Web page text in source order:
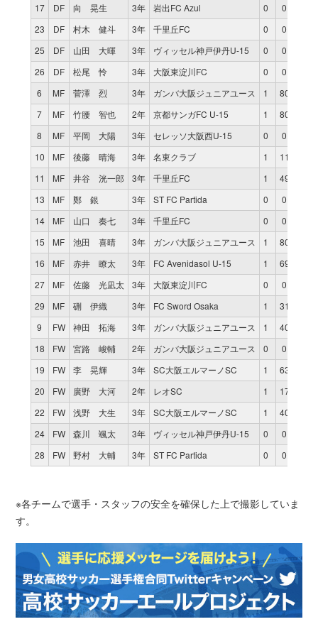
17
DF 向 晃生 3年 岩出FC Azul 0 0
23
DF 村木 健斗 3年 千里丘FC 0 0
25
DF 山田 大暉 3年 ヴィッセル神戸伊丹U-15 0 0
26
DF 松尾 怜 3年 大阪東淀川FC 0 0
6
MF 菅澤 烈 3年 ガンバ大阪ジュニアユース 1 80
7
MF 竹腰 智也 2年 京都サンガFC U-15 1 80
8
MF 平岡 大陽 3年 セレッソ大阪西U-15 0 0
10
MF 後藤 晴海 3年 名東クラブ 1 11
11
MF 井谷 洸一郎 3年 千里丘FC 1 49
13
MF 鄭 銀 3年 ST FC Partida 0 0
14
MF 山口 奏七 3年 千里丘FC 0 0
15
MF 池田 喜晴 3年 ガンバ大阪ジュニアユース 1 80
16
MF 赤井 瞭太 3年 FC Avenidasol U-15 1 69
27
MF 佐藤 光凪太 3年 大阪東淀川FC 0 0
29
MF 硎 伊織 3年 FC Sword Osaka 1 31
9
FW 神田 拓海 3年 ガンバ大阪ジュニアユース 1 40
18
FW 宮路 峻輔 2年 ガンバ大阪ジュニアユース 0 0
19
FW 李 晃輝 3年 SC大阪エルマーノSC 1 63
20
FW 廣野 大河 2年 レオSC 1 17
22
FW 浅野 大生 3年 SC大阪エルマーノSC 1 40
24
FW 森川 颯太 3年 ヴィッセル神戸伊丹U-15 0 0
28
FW 野村 大輔 3年 ST FC Partida 0 0
※各チームで選手・スタッフの安全を確保した上で撮影していま
す。